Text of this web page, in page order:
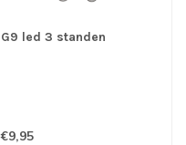
G9 led 3 standen
€9,95